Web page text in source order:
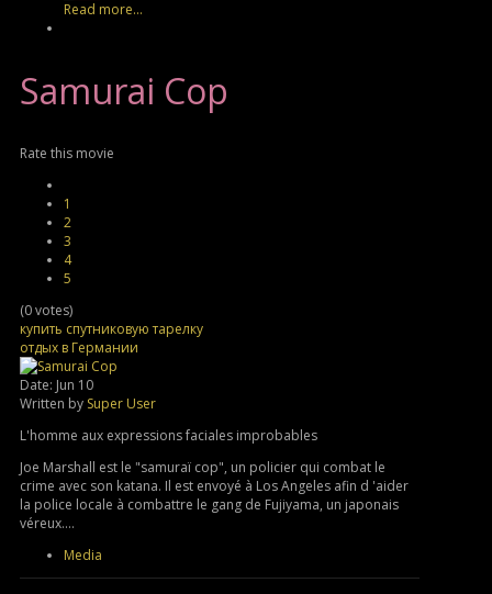
Read more...
Samurai Cop
Rate this movie
1
2
3
4
5
(0 votes)
купить спутниковую тарелку
отдых в Германии
Date: Jun 10
Written by Super User
L'homme aux expressions faciales improbables
Joe Marshall est le "samuraï cop", un policier qui combat le
crime avec son katana. Il est envoyé à Los Angeles afin d 'aider
la police locale à combattre le gang de Fujiyama, un japonais
véreux....
Media